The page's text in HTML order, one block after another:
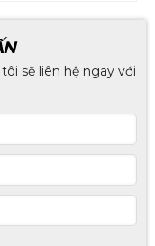
sẽ liên hệ ngay với